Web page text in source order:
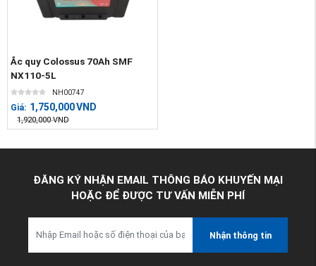
Ắc quy Colossus 70Ah SMF
NX110-5L
NH00747
Giá: 1,750,000VND
1,920,000 VND
ĐĂNG KÝ NHẬN EMAIL THÔNG BÁO KHUYẾN MẠI
HOẶC ĐỂ ĐƯỢC TƯ VẤN MIỄN PHÍ
Nhận thông tin